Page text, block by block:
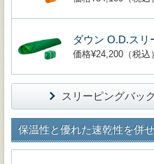
ダウン O.D.スリ
価格¥24,200（税込）
スリーピングバッ
保温性と優れた速乾性を併